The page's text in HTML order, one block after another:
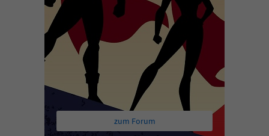
zum Forum